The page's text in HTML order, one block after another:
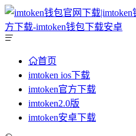
首页
imtoken ios下载
imtoken官方下载
imtoken2.0版
imtoken安卓下载